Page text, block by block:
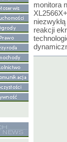
monitora
reakcji